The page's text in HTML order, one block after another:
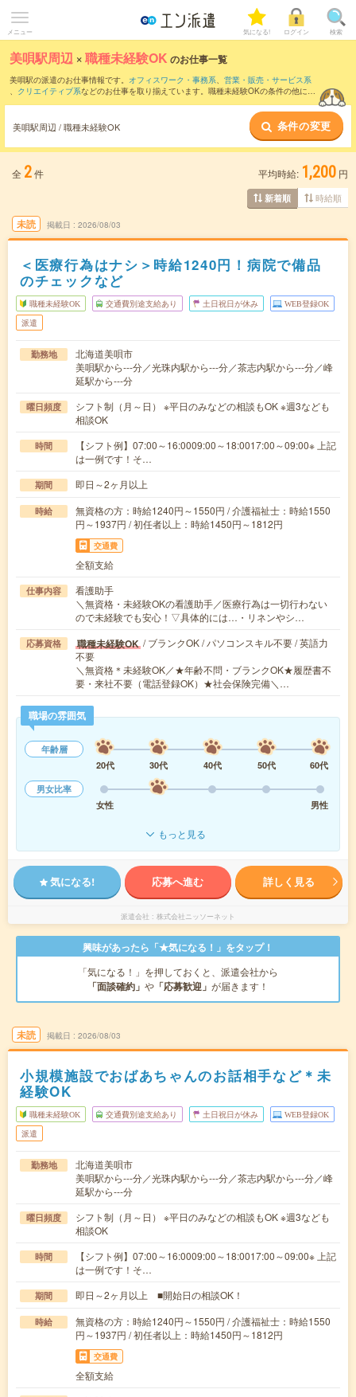
メニュー 気になる! ログイン 検索
美唄駅周辺 ×職種未経験OK のお仕事一覧
美唄駅の派遣のお仕事情報です。 オフィスワーク・事務系、 営業・販売・サービス系
、 クリエイティブ系などのお仕事を取り揃えています。職種未経験OKの条件の他に、
美唄駅周辺 / 職種未経験OK 条件の変更
全 2件 平均時給: 1,200 円
新着順 時給順
未読 掲載日 2026/08/03
＜医療行為はナシ＞時給1240円！病院で備品
のチェックなど
職種未経験OK 交通費別途支給あり 土日祝日が休み WEB登録OK
派遣
勤務地
北海道美唄市
美唄駅から---分／光珠内駅から---分／茶志内駅から---分／峰
延駅から---分
曜日頻度
シフト制（月～日） ※平日のみなどの相談もOK ※週3なども
相談OK
時間
【シフト例】07:00～16:0009:00～18:0017:00～09:00※ 上記
は一例です！そ…
期間 即日～2ヶ月以上
時給
無資格の方：時給1240円～1550円 / 介護福祉士：時給1550
円～1937円 / 初任者以上：時給1450円～1812円
交通費
全額支給
仕事内容
看護助手
＼無資格・未経験OKの看護助手／医療行為は一切行わない
ので未経験でも安心！▽具体的には…・リネンやシ…
応募資格 職種未経験OK / ブランクOK / パソコンスキル不要 / 英語力
不要
＼無資格＊未経験OK／★年齢不問・ブランクOK★履歴書不
要・来社不要（電話登録OK）★社会保険完備＼…
職場の雰囲気
年齢層
20代
30代 40代 50代
60代
男女比率
女性
男性
もっと見る
気になる! 応募へ進む 詳しく見る
派遣会社 株式会社ニッソーネット
興味があったら「★気になる！」をタップ！
「気になる！」を押しておくと、派遣会社から
「面談確約」 や 「応募歓迎」 が届きます！
未読 掲載日 2026/08/03
小規模施設でおばあちゃんのお話相手など＊未
経験OK
職種未経験OK 交通費別途支給あり 土日祝日が休み WEB登録OK
派遣
勤務地
北海道美唄市
美唄駅から---分／光珠内駅から---分／茶志内駅から---分／峰
延駅から---分
曜日頻度
シフト制（月～日） ※平日のみなどの相談もOK ※週3なども
相談OK
時間
【シフト例】07:00～16:0009:00～18:0017:00～09:00※ 上記
は一例です！そ…
期間 即日～2ヶ月以上 ■開始日の相談OK！
時給
無資格の方：時給1240円～1550円 / 介護福祉士：時給1550
円～1937円 / 初任者以上：時給1450円～1812円
交通費
全額支給